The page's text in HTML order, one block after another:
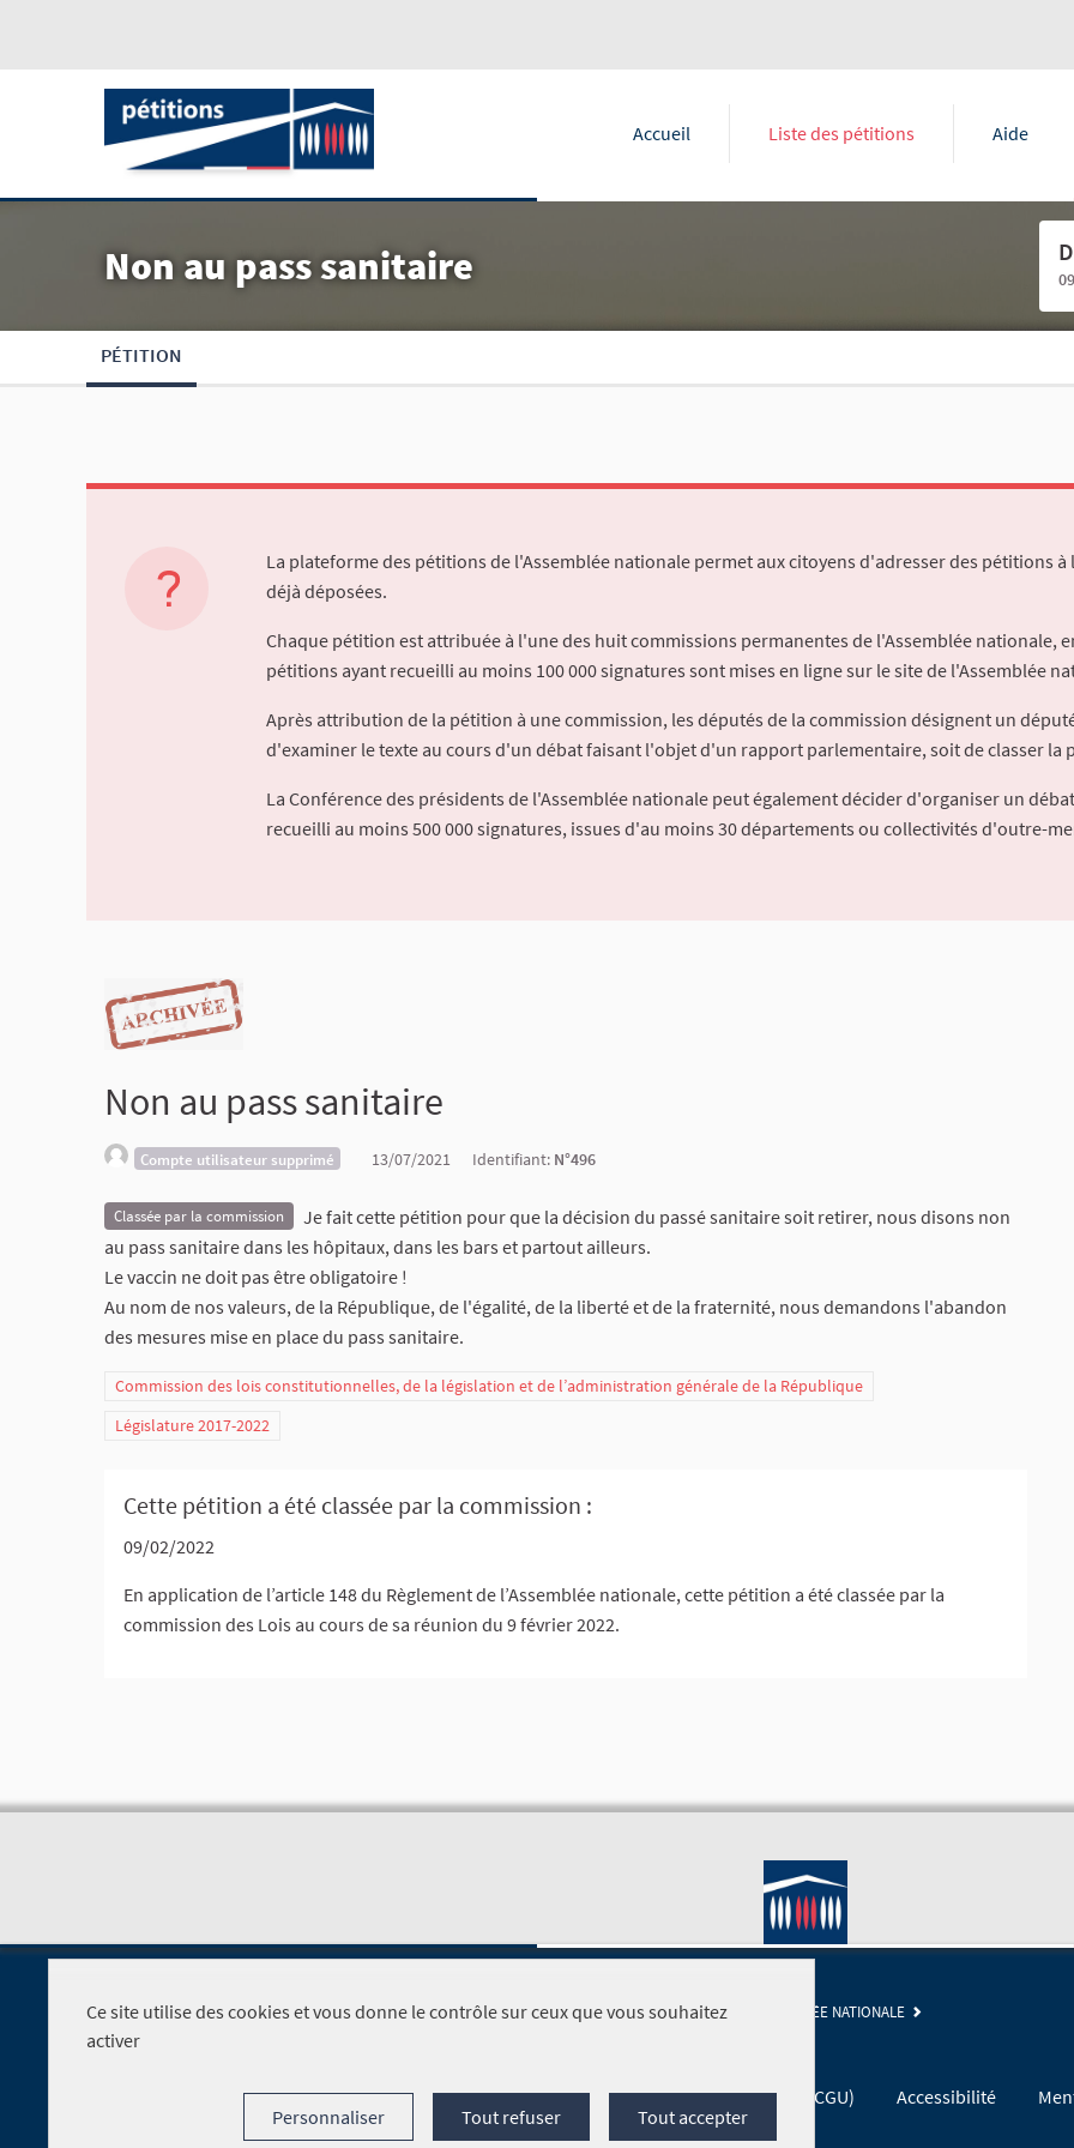
Accueil Liste des pétitions Aide
Non au pass sanitaire
PÉTITION
La plateforme des pétitions de l'Assemblée nationale permet aux citoyens d'adresser des pétitions
déjà déposées.
Chaque pétition est attribuée à l'une des huit commissions permanentes de l'Assemblée nationale,
pétitions ayant recueilli au moins 100 000 signatures sont mises en ligne sur le site de l'Assemblée
Après attribution de la pétition à une commission, les députés de la commission désignent un
d'examiner le texte au cours d'un débat faisant l'objet d'un rapport parlementaire, soit de classer la
La Conférence des présidents de l'Assemblée nationale peut également décider d'organiser un
recueilli au moins 500 000 signatures, issues d'au moins 30 départements ou collectivités d'outre-
Non au pass sanitaire
Compte utilisateur supprimé 13/07/2021 Identifiant: N°496
Classée par la commission
Je fait cette pétition pour que la décision du passé sanitaire soit retirer, nous disons non
au pass sanitaire dans les hôpitaux, dans les bars et partout ailleurs.
Le vaccin ne doit pas être obligatoire !
Au nom de nos valeurs, de la République, de l'égalité, de la liberté et de la fraternité, nous demandons l'abandon
des mesures mise en place du pass sanitaire.
Commission des lois constitutionnelles, de la législation et de l’administration générale de la République
Législature 2017-2022
Cette pétition a été classée par la commission :
09/02/2022
En application de l’article 148 du Règlement de l’Assemblée nationale, cette pétition a été classée par la
commission des Lois au cours de sa réunion du 9 février 2022.
SITE DE L'ASSEMBLÉE NATIONALE
Foire aux questions Conditions générales d'utilisation (CGU) Accessibilité
Ce site utilise des cookies et vous donne le contrôle sur ceux que vous souhaitez
activer
Tout accepter
Tout refuser
Personnaliser